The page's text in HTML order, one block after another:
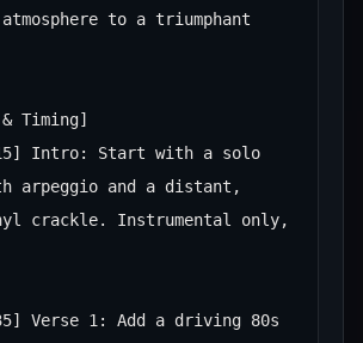
to a triumphant
Timing]
Intro: Start with a solo
arpeggio and a distant,
crackle. Instrumental only,
Verse 1: Add a driving 80s